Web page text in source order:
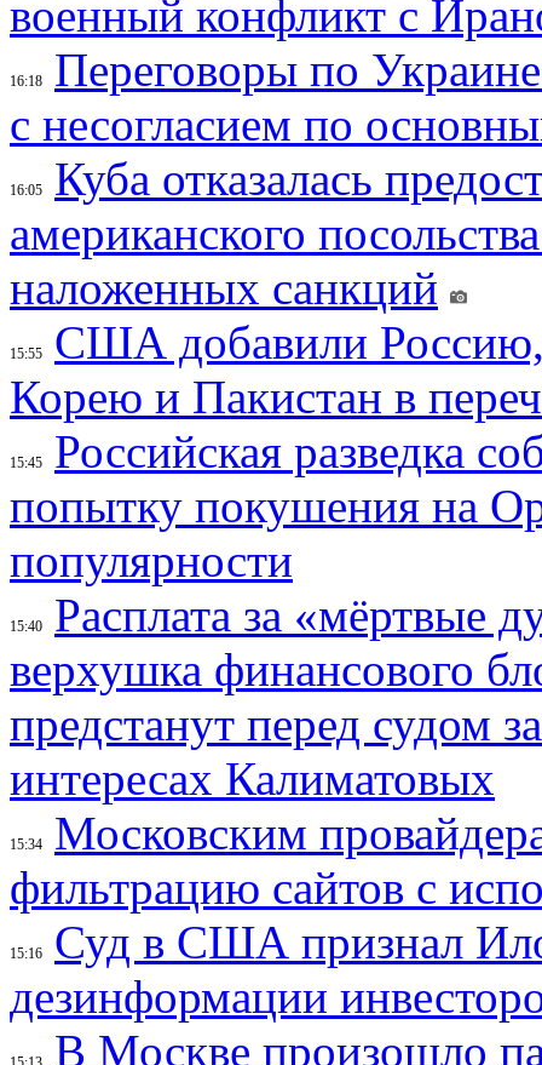
военный конфликт с
16:18
Переговоры по
с несогласием по
16:05
Куба отказалась
американского
наложенных санкций
15:55
США добавили
Корею и Пакистан в
15:45
Российская разведка
попытку покушения на
популярности
15:40
Расплата за «мёртвые
верхушка финансового
предстанут перед судом
интересах Калиматовых
15:34
Московским
фильтрацию сайтов с
15:16
Суд в США признал
дезинформации
В Москве произошло